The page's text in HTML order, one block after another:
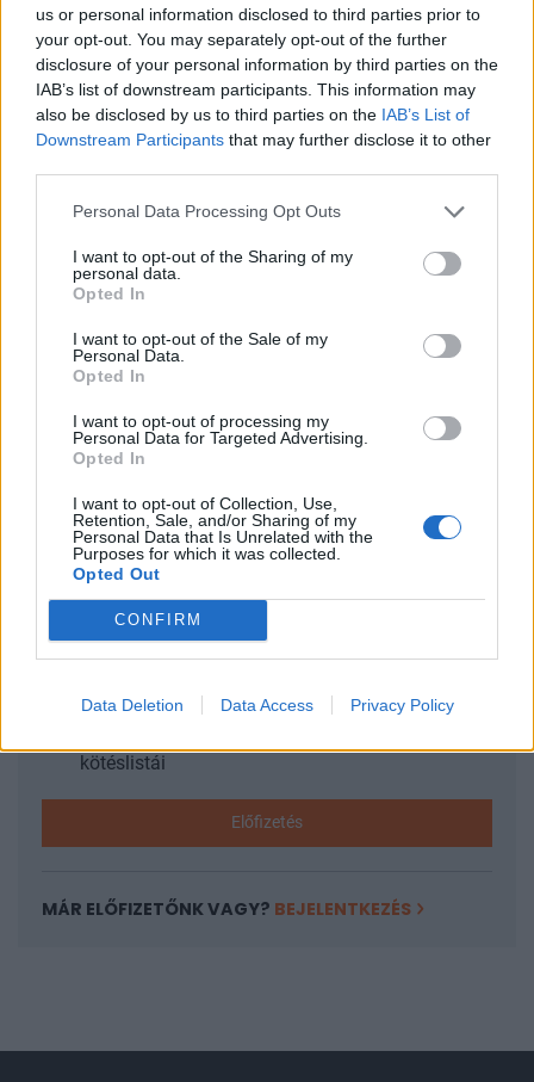
us or personal information disclosed to third parties prior to
your opt-out. You may separately opt-out of the further
disclosure of your personal information by third parties on the
IAB’s list of downstream participants. This information may
also be disclosed by us to third parties on the IAB’s List of
Downstream Participants that may further disclose it to other
Personal Data Processing Opt Outs
I want to opt-out of the Sharing of my
personal data.
Opted In
I want to opt-out of the Sale of my
Personal Data.
Opted In
I want to opt-out of processing my
Personal Data for Targeted Advertising.
Opted In
I want to opt-out of Collection, Use,
Retention, Sale, and/or Sharing of my
Personal Data that Is Unrelated with the
Purposes for which it was collected.
Opted Out
CONFIRM
Data Deletion Data Access Privacy Policy
Amennyiben Irán lezárná a Hormuzi-szorost,
abban az esetben akár háromszemjegyű értéket is
ölthetne az olaj ára az elemzők szerint, írja a
CNBC. Számításaink szerint ez jócskán
megemelheti a hazai kutakon az
literenként.
Portfolio Investment Day 2026Október 21-én jön a Portfolio
Investment Day 2026, ahol a piac vezető szakértőivel
keressük a választ a befektetőket leginkább foglalkoztató
kérdésekre. Meddig tarthat az AI-rali, kik lehetnek a
következő évek nyertesei, mire számíthatunk a részvény-,
kötvény-, nyersanyag- és kriptopiacokon, és hogyan
érdemes portfóliót építeni egy gyorsan változó...
KEDVES OLVASÓNK!
A keresett cikk a portfolio.hu hírarchívumához
tartozik, melynek olvasása előfizetéses
regisztrációhoz kötött.
Portfolio.hu teljes cikkarchívum
kötéslistái
Előfizetés
MÁR ELŐFIZETŐNK VAGY? BEJELENTKEZÉS